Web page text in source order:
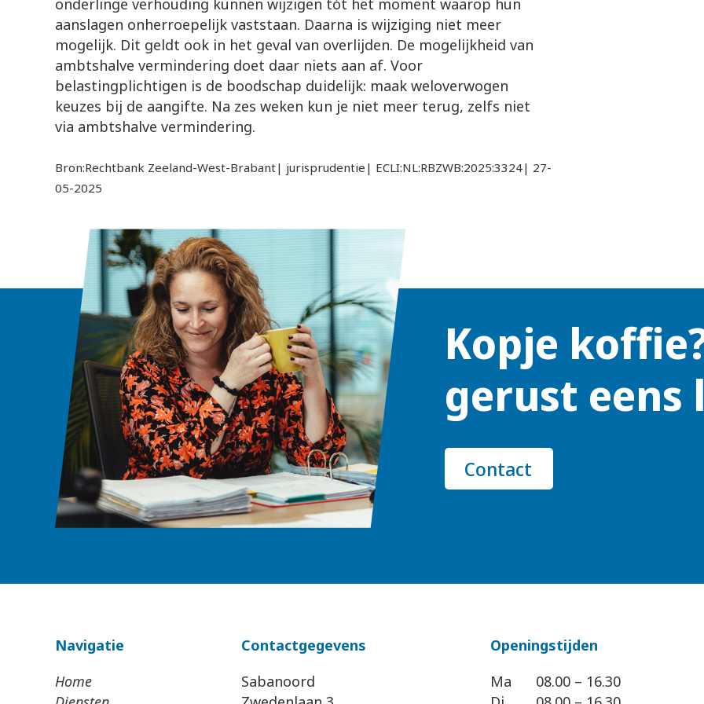
onderlinge verhouding kunnen wijzigen tót het moment waarop hun
aanslagen onherroepelijk vaststaan. Daarna is wijziging niet meer
mogelijk. Dit geldt ook in het geval van overlijden. De mogelijkheid van
ambtshalve vermindering doet daar niets aan af. Voor
belastingplichtigen is de boodschap duidelijk: maak weloverwogen
keuzes bij de aangifte. Na zes weken kun je niet meer terug, zelfs niet
via ambtshalve vermindering.
Bron:Rechtbank Zeeland-West-Brabant| jurisprudentie| ECLI:NL:RBZWB:2025:3324| 27-
05-2025
Kopje
gerust eens
Contact
Navigatie
Home
Contactgegevens
Sabanoord
Openingstijden
Ma
08.00 – 16.30